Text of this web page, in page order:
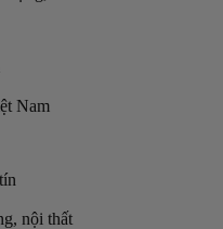
Nam
nội thất